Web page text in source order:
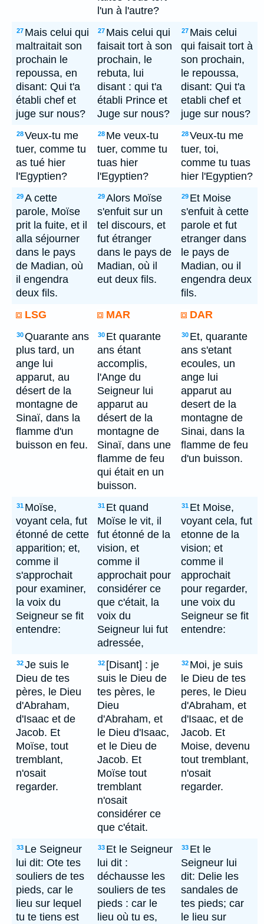
l'un à l'autre?
27 Mais celui qui
maltraitait son
prochain le
repoussa, en
disant: Qui t'a
établi chef et
juge sur nous?
27 Mais celui qui
faisait tort à son
prochain, le
rebuta, lui
disant : qui t'a
établi Prince et
Juge sur nous?
27 Mais celui
qui faisait tort à
son prochain,
le repoussa,
disant: Qui t'a
etabli chef et
juge sur nous?
28Veux-tu me
tuer, comme tu
as tué hier
l'Egyptien?
28 Me veux-tu
tuer, comme tu
tuas hier
l'Egyptien?
28Veux-tu me
tuer, toi,
comme tu tuas
hier l'Egyptien?
29A cette
parole, Moïse
prit la fuite, et il
alla séjourner
dans le pays
de Madian, où
il engendra
deux fils.
29Alors Moïse
s'enfuit sur un
tel discours, et
fut étranger
dans le pays de
Madian, où il
eut deux fils.
29 Et Moise
s'enfuit à cette
parole et fut
etranger dans
le pays de
Madian, ou il
engendra deux
fils.
LSG
MAR DAR
30Quarante ans
plus tard, un
ange lui
apparut, au
désert de la
montagne de
Sinaï, dans la
flamme d'un
buisson en feu.
30 Et quarante
ans étant
accomplis,
l'Ange du
Seigneur lui
apparut au
désert de la
montagne de
Sinaï, dans une
flamme de feu
qui était en un
buisson.
30 Et, quarante
ans s'etant
ecoules, un
ange lui
apparut au
desert de la
montagne de
Sinai, dans la
flamme de feu
d'un buisson.
31 Moïse,
voyant cela, fut
étonné de cette
apparition; et,
comme il
s'approchait
pour examiner,
la voix du
Seigneur se fit
entendre:
31 Et quand
Moïse le vit, il
fut étonné de la
vision, et
comme il
approchait pour
considérer ce
que c'était, la
voix du
Seigneur lui fut
adressée,
31 Et Moise,
voyant cela, fut
etonne de la
vision; et
comme il
approchait
pour regarder,
une voix du
Seigneur se fit
entendre:
32Je suis le
Dieu de tes
pères, le Dieu
d'Abraham,
d'Isaac et de
Jacob. Et
Moïse, tout
tremblant,
n'osait
regarder.
32 [Disant] : je
suis le Dieu de
tes pères, le
Dieu
d'Abraham, et
le Dieu d'Isaac,
et le Dieu de
Jacob. Et
Moïse tout
tremblant
n'osait
considérer ce
que c'était.
32 Moi, je suis
le Dieu de tes
peres, le Dieu
d'Abraham, et
d'Isaac, et de
Jacob. Et
Moise, devenu
tout tremblant,
n'osait
regarder.
33 Le Seigneur
lui dit: Ote tes
souliers de tes
pieds, car le
lieu sur lequel
tu te tiens est
33 Et le Seigneur
lui dit :
déchausse les
souliers de tes
pieds : car le
lieu où tu es,
33 Et le
Seigneur lui
dit: Delie les
sandales de
tes pieds; car
le lieu sur